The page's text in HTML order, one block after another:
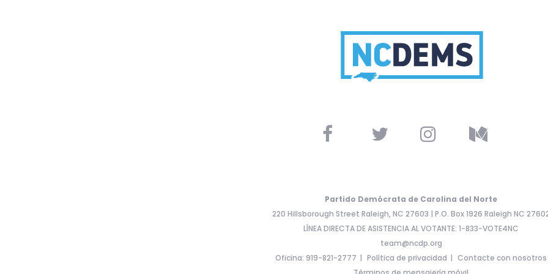
Partido Demócrata de Carolina del Norte
220 Hillsborough Street Raleigh, NC 27603 | P.O. Box 1926 Raleigh NC
LÍNEA DIRECTA DE ASISTENCIA AL VOTANTE: 1-833-VOTE4NC
team@ncdp.org
Oficina: 919-821-2777
Política de privacidad
Contacte con nosotros